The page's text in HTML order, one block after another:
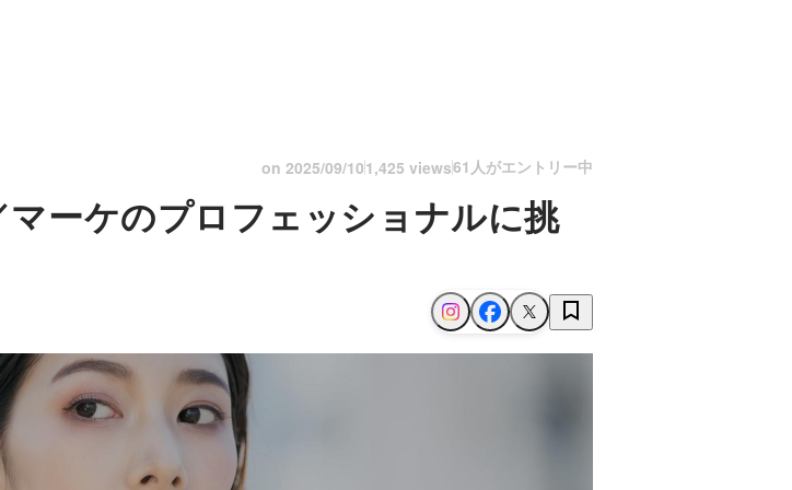
on 2025/09/101,425 views61人がエントリー中
ーケのプロフェッショナルに挑